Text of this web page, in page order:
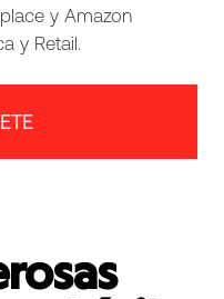
y Amazon
y Retail.